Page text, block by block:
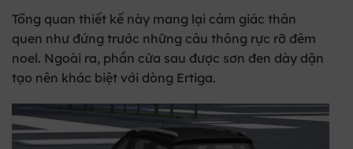
Tổng quan thiết kế này mang lại cảm giác thân
quen như đứng trước những câu thông rực rỡ đêm
noel. Ngoài ra, phần cửa sau được sơn đen dày dặn
tạo nên khác biệt với dòng Ertiga.